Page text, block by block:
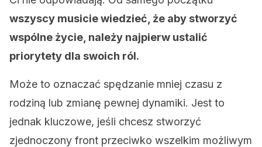
wszyscy musicie wiedzieć, że aby stworzyć
wspólne życie, należy najpierw ustalić
priorytety dla swoich ról.
Może to oznaczać spędzanie mniej czasu z
rodziną lub zmianę pewnej dynamiki. Jest to
jednak kluczowe, jeśli chcesz stworzyć
zjednoczony front przeciwko wszelkim możliwym